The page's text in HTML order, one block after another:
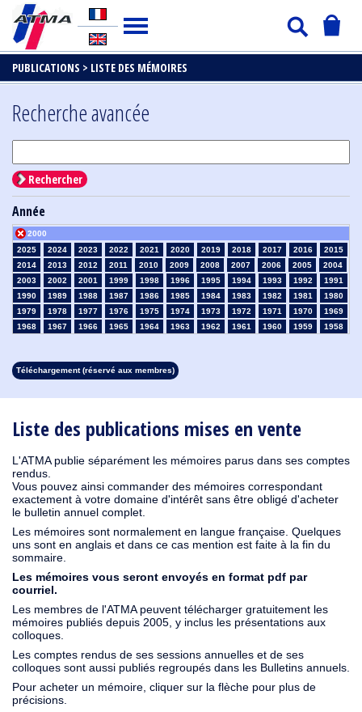
PUBLICATIONS > LISTE DES MÉMOIRES
Liste des publications mises en vente
L'ATMA publie séparément les mémoires parus dans ses comptes
rendus.
Vous pouvez ainsi commander des mémoires correspondant
exactement à votre domaine d'intérêt sans être obligé d'acheter
le bulletin annuel complet.
Les mémoires sont normalement en langue française. Quelques
uns sont en anglais et dans ce cas mention est faite à la fin du
sommaire.
Les mémoires vous seront envoyés en format pdf par
courriel.
Les membres de l'ATMA peuvent télécharger gratuitement les
mémoires publiés depuis 2005, y inclus les présentations aux
colloques.
Les comptes rendus de ses sessions annuelles et de ses
colloques sont aussi publiés regroupés dans les Bulletins annuels.
Pour acheter un mémoire, cliquer sur la flèche pour plus de
précisions.
Recherche avancée
Rechercher
Année
2025 2024 2023 2022 2021 2020 2019 2018 2017 2016
2015
2014
2013 2012 2011 2010 2009 2008 2007 2006 2005
2004
2003
2002 2001
2000
1999 1998 1996 1995 1994 1993 1992
1991
1990
1989 1988 1987 1986 1985 1984 1983 1982 1981
1980
1979
1978 1977 1976 1975 1974 1973 1972 1971 1970
1969
1968
1967 1966 1965 1964 1963 1962 1961 1960 1959
1958
1930
1929 1928 1927 1926 1925
Téléchargement (réservé aux membres)